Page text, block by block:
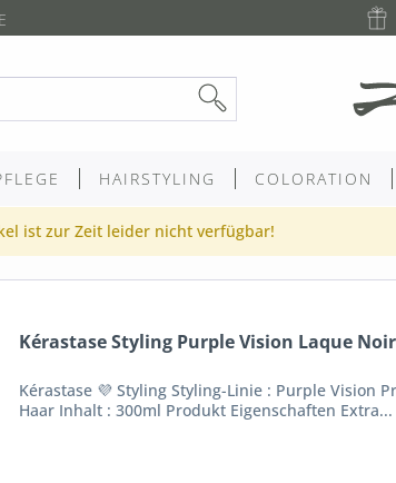
HAIRSTYLING COLORATION
ist zur Zeit leider nicht verfügbar!
Kérastase Styling Purple Vision Laque
Kérastase 💜 Styling Styling-Linie : Purple Vision
Haar Inhalt : 300ml Produkt Eigenschaften Extra...